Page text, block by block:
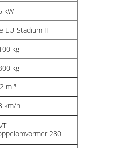
kW
EU-Stadium II
kg
kg
m ³
km/h
280